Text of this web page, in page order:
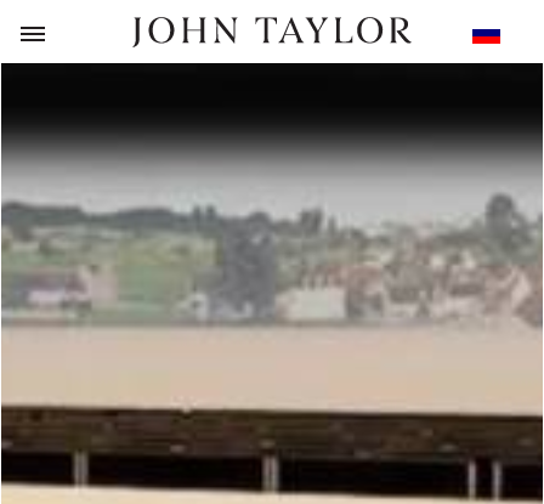
НАЗАД